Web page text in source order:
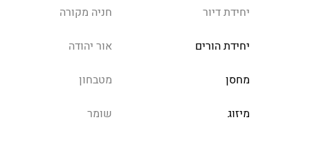
יחידת דיור חניה מקורה
יחידת הורים אור יהודה
מחסן מטבחון
מיזוג שומר